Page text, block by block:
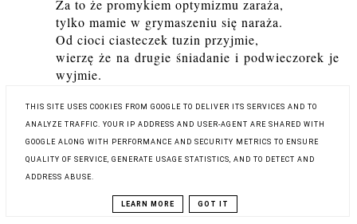
Za to że promykiem optymizmu zaraża,
tylko mamie w grymaszeniu się naraża.
Od cioci ciasteczek tuzin przyjmie,
wierzę że na drugie śniadanie i podwieczorek je
wyjmie.
więc dogadzać jej bym chciała zapałem
wytrwałym.
Niech apetyt w niej na nowo Baletnica rozbudzi,
a i zapał taneczny się nie ostudzi.
THIS SITE USES COOKIES FROM GOOGLE TO DELIVER ITS SERVICES AND TO
ANALYZE TRAFFIC. YOUR IP ADDRESS AND USER-AGENT ARE SHARED WITH
GOOGLE ALONG WITH PERFORMANCE AND SECURITY METRICS TO ENSURE
QUALITY OF SERVICE, GENERATE USAGE STATISTICS, AND TO DETECT AND
ADDRESS ABUSE.
LEARN MORE GOT IT